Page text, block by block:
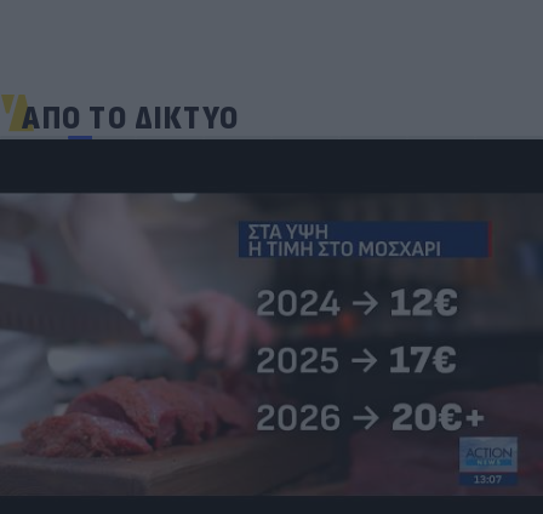
ΑΠΟ ΤΟ ΔΙΚΤΥΟ